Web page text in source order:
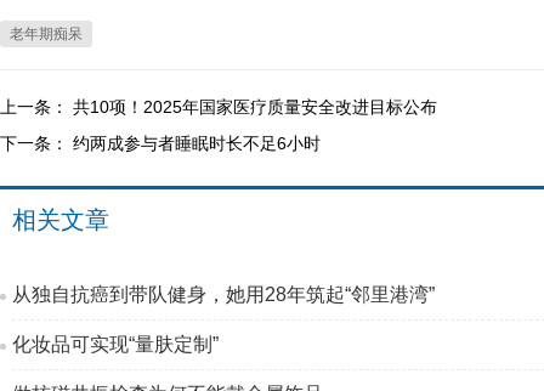
老年期痴呆
上一条： 共10项！2025年国家医疗质量安全改进目标公布
下一条： 约两成参与者睡眠时长不足6小时
相关文章
从独自抗癌到带队健身，她用28年筑起“邻里港湾”
化妆品可实现“量肤定制”